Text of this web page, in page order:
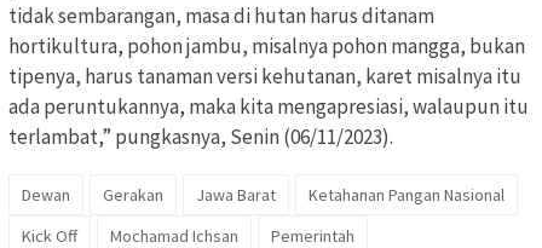
tidak sembarangan, masa di hutan harus ditanam
hortikultura, pohon jambu, misalnya pohon mangga, bukan
tipenya, harus tanaman versi kehutanan, karet misalnya itu
ada peruntukannya, maka kita mengapresiasi, walaupun itu
terlambat,” pungkasnya, Senin (06/11/2023).
Dewan Gerakan Jawa Barat
Ketahanan Pangan Nasional
Kick Off
Mochamad Ichsan Pemerintah